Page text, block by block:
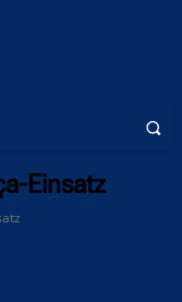
Einsatz